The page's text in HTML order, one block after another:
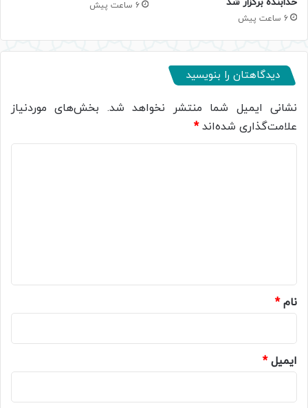
6 ساعت پیش
6 ساعت پیش
دیدگاهتان را بنویسید
نشانی ایمیل شما منتشر نخواهد شد. بخش‌های موردنیاز
علامت‌گذاری شده‌اند*
نام*
ایمیل*